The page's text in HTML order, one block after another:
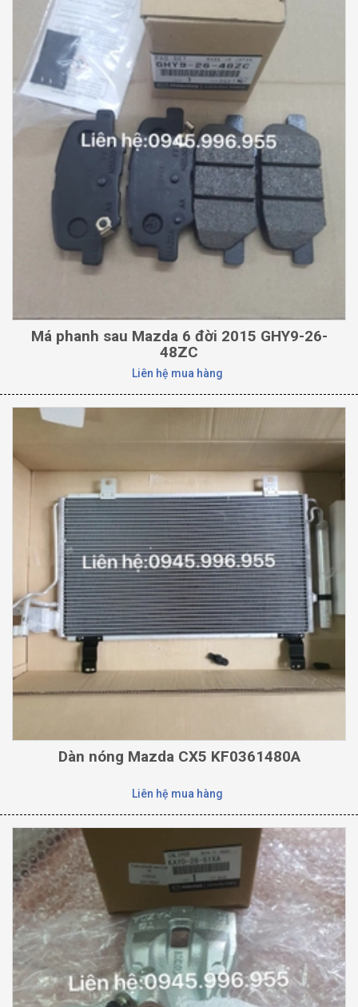
Má phanh sau Mazda 6 đời 2015 GHY9-26-
48ZC
Liên hệ mua hàng
Dàn nóng Mazda CX5 KF0361480A
Liên hệ mua hàng